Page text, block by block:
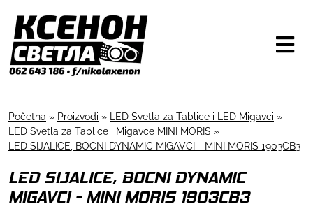
Početna » Proizvodi » LED Svetla za Tablice i LED Migavci »
LED Svetla za Tablice i Migavce MINI MORIS »
LED SIJALICE, BOCNI DYNAMIC MIGAVCI - MINI MORIS 1903CB3
LED SIJALICE, BOCNI DYNAMIC
MIGAVCI - MINI MORIS 1903CB3